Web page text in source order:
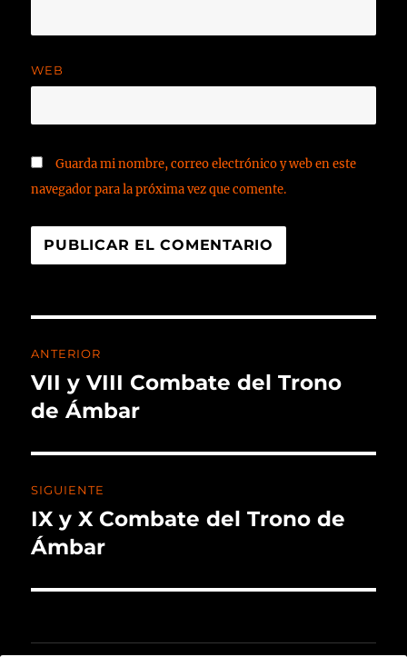
WEB
Guarda mi nombre, correo electrónico y web en este
navegador para la próxima vez que comente.
ANTERIOR
VII y VIII Combate del Trono
de Ámbar
SIGUIENTE
IX y X Combate del Trono de
Ámbar